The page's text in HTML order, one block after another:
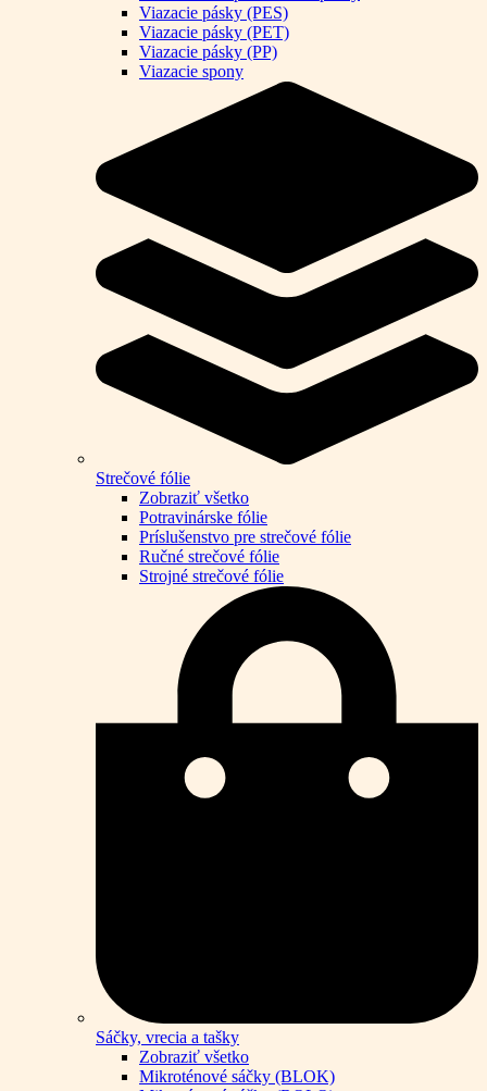
Viazacie pásky (PES)
Viazacie pásky (PET)
Viazacie pásky (PP)
Viazacie spony
Strečové fólie
Zobraziť všetko
Potravinárske fólie
Príslušenstvo pre strečové fólie
Ručné strečové fólie
Strojné strečové fólie
Sáčky, vrecia a tašky
Zobraziť všetko
Mikroténové sáčky (BLOK)